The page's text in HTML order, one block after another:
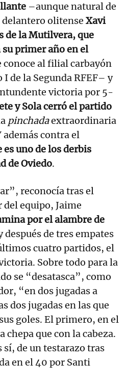
–aunque natural de
olitense Xavi
de la Mutilvera, que
primer año en el
al filial carbayón
I de la Segunda RFEF– y
victoria por 5-
y Sola cerró el partido
pinchadaextraordinaria
además contra el
es uno de los derbis
de Oviedo.
reconocía tras el
equipo, Jaime
por el alambre de
después de tres empates
cuatro partidos, el
Sobre todo para la
se “desatasca”, como
“en dos jugadas a
dos jugadas en las que
goles. El primero, en el
chepa que con la cabeza.
sí, de un testarazo tras
en el 40 por Santi